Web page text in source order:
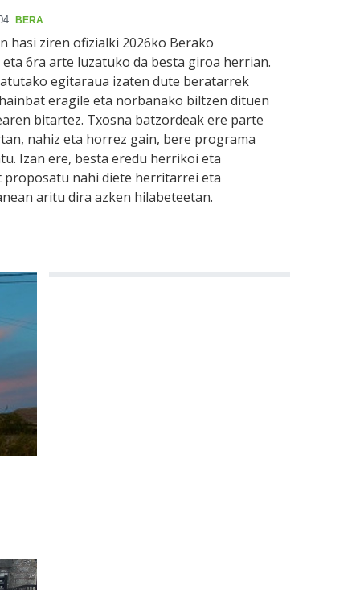
BERA
hasi ziren ofizialki 2026ko Berako
eta 6ra arte luzatuko da besta giroa herrian.
egitaraua izaten dute beratarrek
eragile eta norbanako biltzen dituen
bitartez. Txosna batzordeak ere parte
nahiz eta horrez gain, bere programa
Izan ere, besta eredu herrikoi eta
nahi diete herritarrei eta
aritu dira azken hilabeteetan.